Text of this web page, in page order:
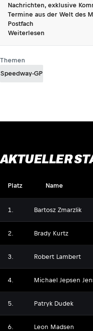
Nachrichten, exklusive
Termine aus der Welt des
Postfach
Weiterlesen
Themen
Speedway-GP
AKTUELLER
Platz Name
1. Bartosz Zmarzlik
2. Brady Kurtz
3. Robert Lambert
4. Michael Jepsen
5. Patryk Dudek
6. Leon Madsen